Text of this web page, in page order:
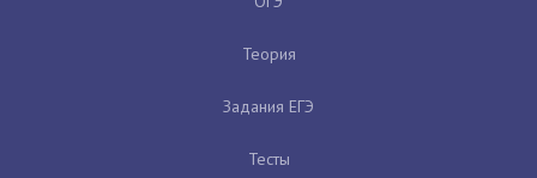
Теория
Задания ЕГЭ
Тесты